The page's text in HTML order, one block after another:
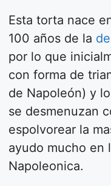
Esta torta nace
100 años de la
por lo que
con forma de
de Napoleón) y
se desmenuzan
espolvorear la
ayudo mucho en
Napoleonica.